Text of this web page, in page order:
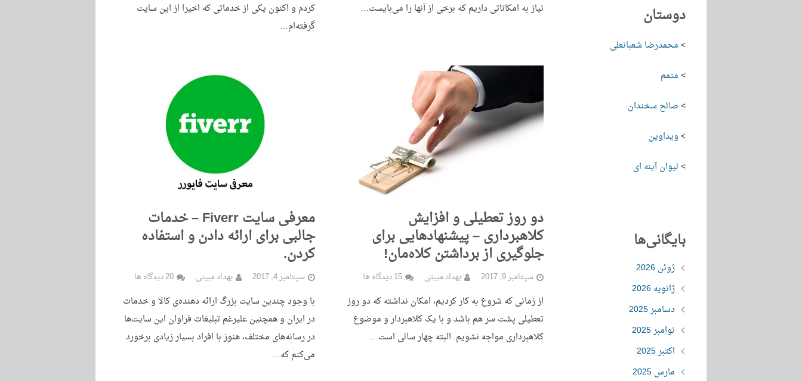
نیاز به امکاناتی داریم که برخی از آنها را می‌بایست…
کردم و اکنون یکی از خدماتی که اخیرا از این سایت
گرفته‌ام…
دو روز تعطیلی و افزایش
کلاهبرداری – پیشنهادهایی برای
جلوگیری از برداشتن کلاه‌مان!
سپتامبر 9, 2017 بهداد مبینی 15 دیدگاه ها
از زمانی که شروع به کار کردیم، امکان نداشته که دو روز
تعطیلی پشت سر هم باشد و با یک کلاهبردار و موضوع
کلاهبرداری مواجه نشویم. البته چهار سالی است…
معرفی سایت Fiverr – خدمات
جالبی برای ارائه دادن و استفاده
کردن.
سپتامبر 4, 2017 بهداد مبینی 20 دیدگاه ها
با وجود چندین سایت بزرگ ارائه دهنده‌ی کالا و خدمات
در ایران و همچنین علیرغم تبلیغات فراوان این سایت‌ها
در رسانه‌های مختلف، هنوز با افراد بسیار زیادی برخورد
می‌کنم که…
دوستان
>محمدرضا شعبانعلی
>متمم
>صالح سخندان
>ویداوین
>لیوان آینه ای
بایگانی‌ها
ژوئن 2026
ژانویه 2026
دسامبر 2025
نوامبر 2025
اکتبر 2025
مارس 2025